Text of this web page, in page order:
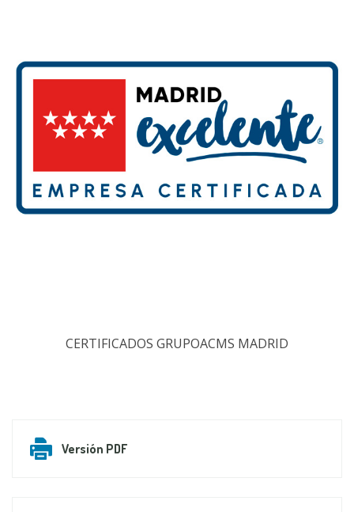
CERTIFICADOS GRUPOACMS MADRID
Versión PDF